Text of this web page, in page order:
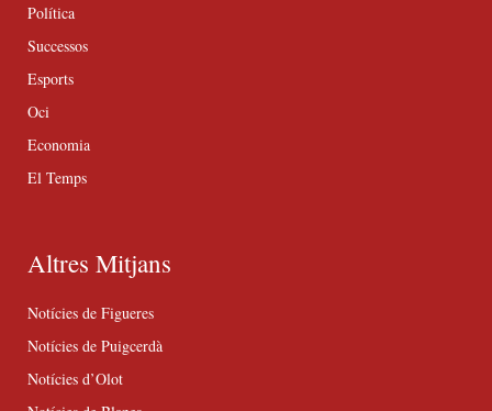
Política
Successos
Esports
Oci
Economia
El Temps
Altres Mitjans
Notícies de Figueres
Notícies de Puigcerdà
Notícies d’Olot